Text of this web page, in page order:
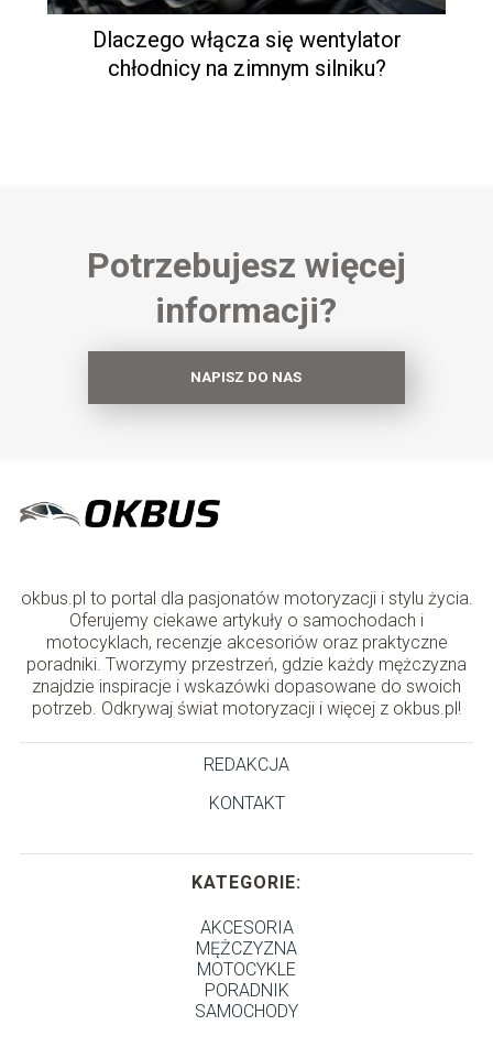
Dlaczego włącza się wentylator
chłodnicy na zimnym silniku?
Potrzebujesz więcej
informacji?
NAPISZ DO NAS
okbus.pl to portal dla pasjonatów motoryzacji i stylu życia.
Oferujemy ciekawe artykuły o samochodach i
motocyklach, recenzje akcesoriów oraz praktyczne
poradniki. Tworzymy przestrzeń, gdzie każdy mężczyzna
znajdzie inspiracje i wskazówki dopasowane do swoich
potrzeb. Odkrywaj świat motoryzacji i więcej z okbus.pl!
REDAKCJA
KONTAKT
KATEGORIE:
AKCESORIA
MĘŻCZYZNA
MOTOCYKLE
PORADNIK
SAMOCHODY